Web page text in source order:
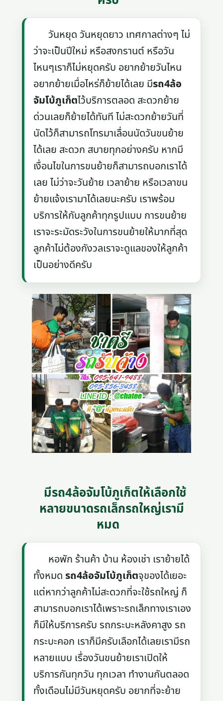
วันหยุด วันหยุดยาว เทศกาลต่างๆ ไม่
ว่าจะเป็นปีใหม่ หรือสงกรานต์ หรือวัน
ไหนๆเราก็ไม่หยุดครับ อยากย้ายวันไหน
อยากย้ายเมื่อไหร่ก็ย้ายได้เลย มีรถ4ล้อ
จัมโบ้ภูเก็ตไว้บริการตลอด สะดวกย้าย
ด่วนเลยก็ย้ายได้ทันที ไม่สะดวกย้ายวันที่
นัดไว้ก็สามารถโทรมาเลื่อนนัดวันขนย้าย
ได้เลย สะดวก สบายทุกอย่างครับ หากมี
เงื่อนไขในการขนย้ายก็สามารถบอกเราได้
เลย ไม่ว่าจะวันย้าย เวลาย้าย หรือเวลาขน
ย้ายแจ้งเรามาได้เลยนะครับ เราพร้อม
บริการให้กับลูกค้าทุกรูปแบบ การขนย้าย
เราจะระมัดระวังในการขนย้ายให้มากที่สุด
ลูกค้าไม่ต้องกังวลเราจะดูแลของให้ลูกค้า
เป็นอย่างดีครับ
มีรถ4ล้อจัมโบ้ภูเก็ตให้เลือกใช้
หลายขนาดรถเล็กรถใหญ่เรามี
หมด
หอพัก ร้านค้า บ้าน ห้องเช่า เราย้ายได้
ทั้งหมดรถ4ล้อจัมโบ้ภูเก็ตจุของได้เยอะ
แต่หากว่าลูกค้าไม่สะดวกที่จะใช้รถใหญ่ ก็
สามารถบอกเราได้เพราะรถเล็กทางเราเอง
ก็มีให้บริการครับ รถกระบะหลังคาสูง รถ
กระบะคอก เราก็มีครับเลือกได้เลยเรามีรถ
หลายแบบ เรื่องวันขนย้ายเราเปิดให้
บริการกันทุกวัน ทุกเวลา ทำงานกันตลอด
ทั้งเดือนไม่มีวันหยุดครับ อยากที่จะย้าย